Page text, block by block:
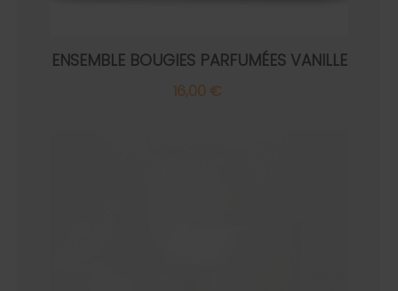
ENSEMBLE BOUGIES PARFUMÉES VANILLE
16,00 €